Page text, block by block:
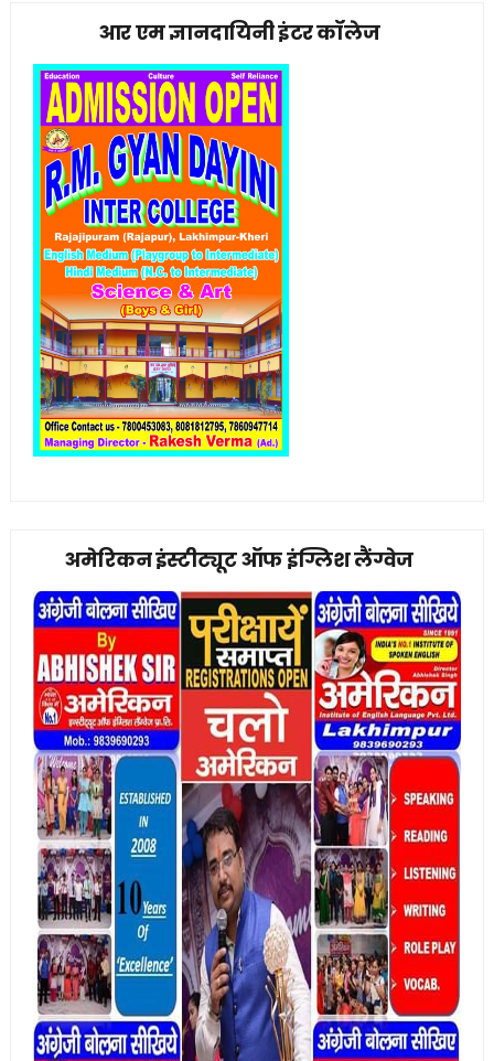
आर एम ज्ञानदायिनी इंटर कॉलेज
अमेरिकन इंस्टीट्यूट ऑफ इंग्लिश लैंग्वेज